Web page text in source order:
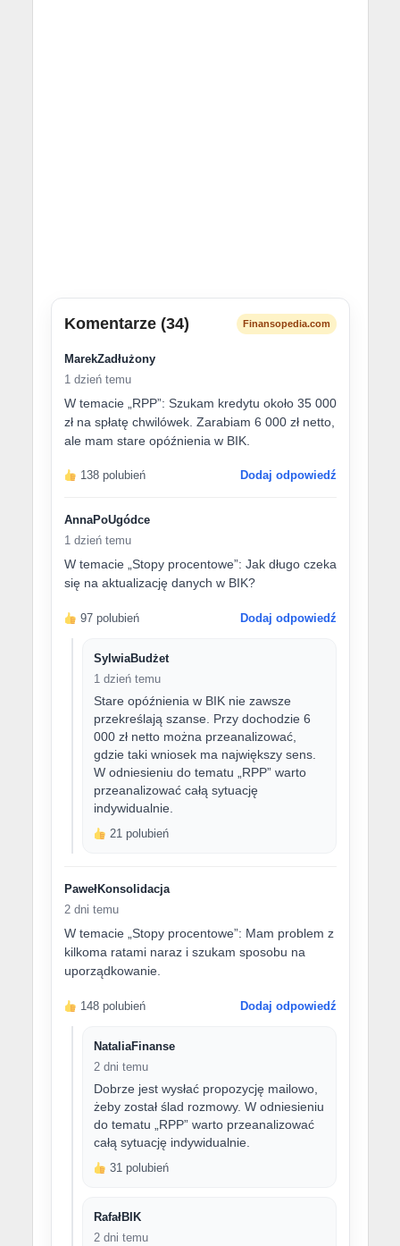
Komentarze (34) Finansopedia.com
MarekZadłużony
1 dzień temu
W temacie „RPP”: Szukam kredytu około 35 000
zł na spłatę chwilówek. Zarabiam 6 000 zł netto,
ale mam stare opóźnienia w BIK.
138 polubień Dodaj odpowiedź
AnnaPoUgódce
1 dzień temu
W temacie „Stopy procentowe”: Jak długo czeka
się na aktualizację danych w BIK?
97 polubień Dodaj odpowiedź
SylwiaBudżet
1 dzień temu
Stare opóźnienia w BIK nie zawsze
przekreślają szanse. Przy dochodzie 6
000 zł netto można przeanalizować,
gdzie taki wniosek ma największy sens.
W odniesieniu do tematu „RPP” warto
przeanalizować całą sytuację
indywidualnie.
21 polubień
PawełKonsolidacja
2 dni temu
W temacie „Stopy procentowe”: Mam problem z
kilkoma ratami naraz i szukam sposobu na
uporządkowanie.
148 polubień Dodaj odpowiedź
NataliaFinanse
2 dni temu
Dobrze jest wysłać propozycję mailowo,
żeby został ślad rozmowy. W odniesieniu
do tematu „RPP” warto przeanalizować
całą sytuację indywidualnie.
31 polubień
RafałBIK
2 dni temu